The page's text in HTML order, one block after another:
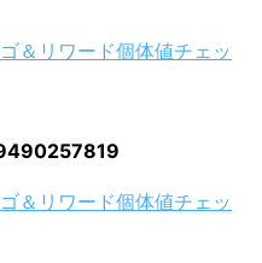
＆リワード個体値チェッ
＆リワード個体値チェッ